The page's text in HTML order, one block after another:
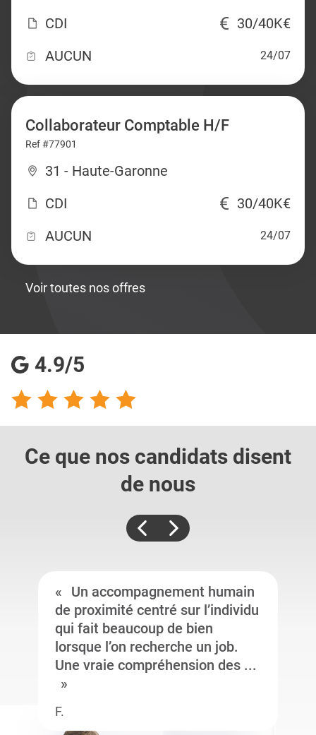
CDI
30/40K€
AUCUN
24/07
Collaborateur Comptable H/F
Ref #77901
31 - Haute-Garonne
CDI
30/40K€
AUCUN
24/07
Voir toutes nos offres
4.9/5
Ce que nos candidats disent
de nous
Un accompagnement humain
de proximité centré sur l’individu
qui fait beaucoup de bien
lorsque l’on recherche un job.
Une vraie compréhension des ...
F.